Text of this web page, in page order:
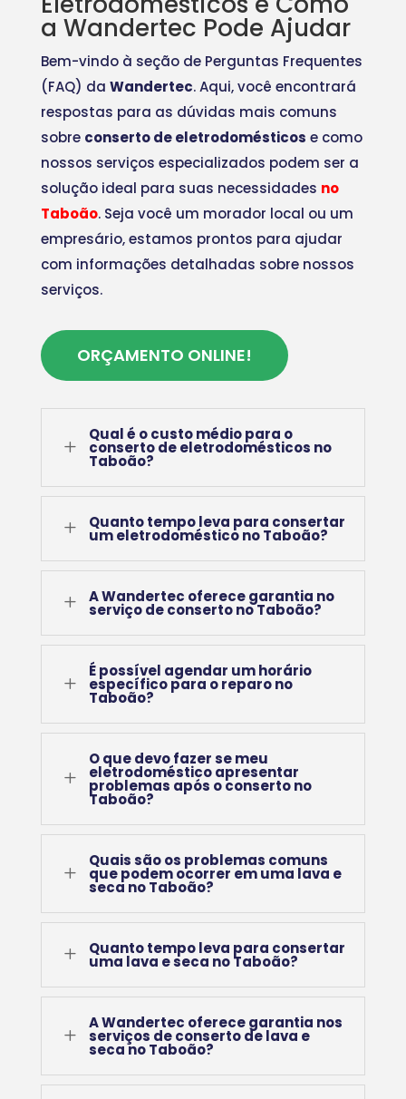
a Wandertec Pode Ajudar
Bem-vindo à seção de Perguntas Frequentes
(FAQ) da Wandertec. Aqui, você encontrará
respostas para as dúvidas mais comuns
sobre conserto de eletrodomésticos e como
nossos serviços especializados podem ser a
solução ideal para suas necessidades no
Taboão. Seja você um morador local ou um
empresário, estamos prontos para ajudar
com informações detalhadas sobre nossos
serviços.
ORÇAMENTO ONLINE!
L
Qual é o custo médio para o
conserto de eletrodomésticos no
Taboão?
L Quanto tempo leva para consertar
um eletrodoméstico no Taboão?
L A Wandertec oferece garantia no
serviço de conserto no Taboão?
L
É possível agendar um horário
específico para o reparo no
Taboão?
L
O que devo fazer se meu
eletrodoméstico apresentar
problemas após o conserto no
Taboão?
L
Quais são os problemas comuns
que podem ocorrer em uma lava e
seca no Taboão?
L Quanto tempo leva para consertar
uma lava e seca no Taboão?
L
A Wandertec oferece garantia nos
serviços de conserto de lava e
seca no Taboão?